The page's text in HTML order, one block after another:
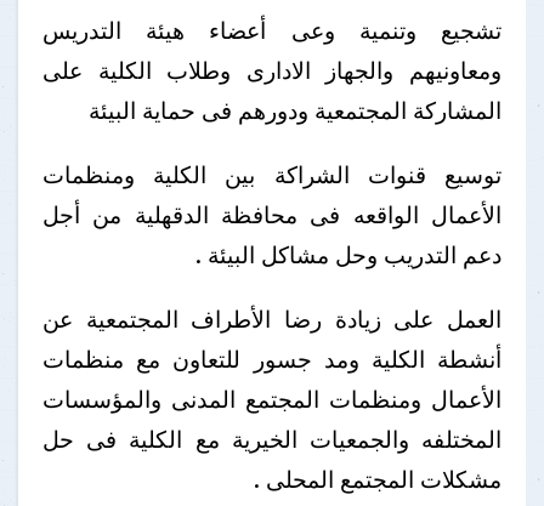
تشجيع وتنمية وعى أعضاء هيئة التدريس
ومعاونيهم والجهاز الادارى وطلاب الكلية على
المشاركة المجتمعية ودورهم فى حماية البيئة
توسيع قنوات الشراكة بين الكلية ومنظمات
الأعمال الواقعه فى محافظة الدقهلية من أجل
دعم التدريب وحل مشاكل البيئة .
العمل على زيادة رضا الأطراف المجتمعية عن
أنشطة الكلية ومد جسور للتعاون مع منظمات
الأعمال ومنظمات المجتمع المدنى والمؤسسات
المختلفه والجمعيات الخيرية مع الكلية فى حل
مشكلات المجتمع المحلى .